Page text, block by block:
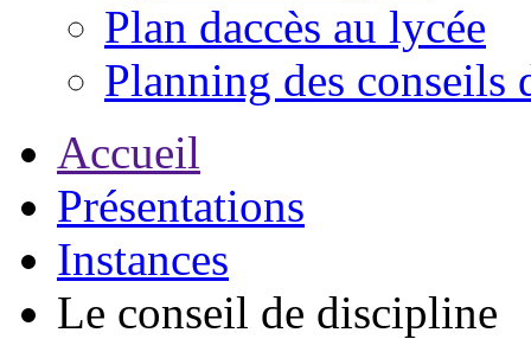
Plan daccès au lycée
Planning des conseils
Accueil
Présentations
Instances
Le conseil de discipline